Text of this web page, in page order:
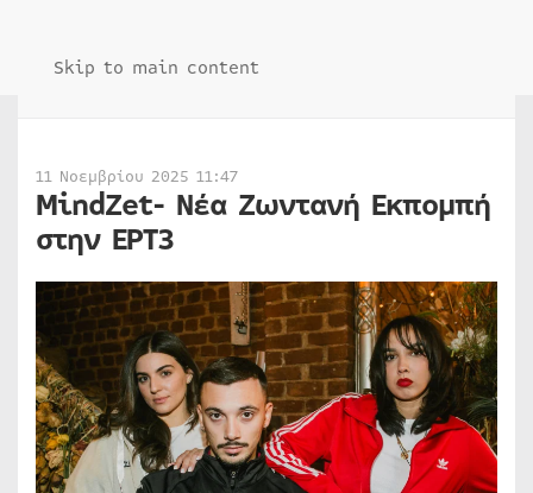
Skip to main content
11 Νοεμβρίου 2025 11:47
MindZet- Νέα Zωντανή Εκπομπή
στην ΕΡΤ3